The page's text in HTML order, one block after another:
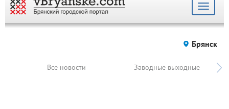
Toggle
Брянск
Все новости Заводные выходные